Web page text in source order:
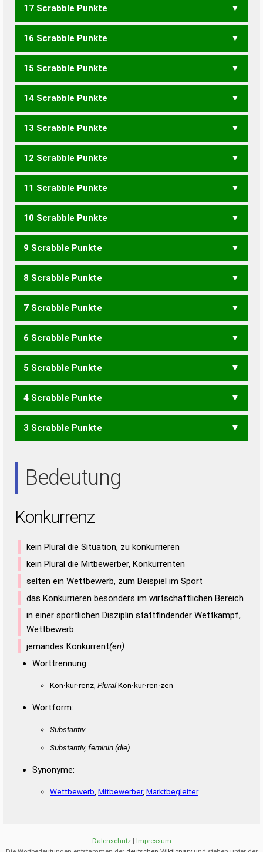
17 Scrabble Punkte
ZUKORKEN
16 Scrabble Punkte
ZUKORKE
15 Scrabble Punkte
ZUKORK
14 Scrabble Punkte
KNORKEN KNORKER KNORZERN
13 Scrabble Punkte
KNORKE KOKERN KORKEN
KONZERN
12 Scrabble Punkte
KOKEN KOKER KORKE
11 Scrabble Punkte
KOKE KORK KNORZ KRUKE KNORREN
10 Scrabble Punkte
KOK KRENZ KREUZ KURZE KNURREN
9 Scrabble Punkte
KUNZ KURZ ERKOR KONEN
KNURRE RUNKEN
8 Scrabble Punkte
KORE KORN KNURR KUREN
ZURREN
7 Scrabble Punkte
KOR NOK KENN KERN
ZONE ZORN UNZEN ZURRE NEURON
6 Scrabble Punkte
KEN UNK NERZ UNZE
5 Scrabble Punkte
ERZ UZE ZEN ZER ZUR
URNEN URNER
4 Scrabble Punkte
NON NOR UNO NEUN
3 Scrabble Punkte
Bedeutung
Konkurrenz
kein Plural die Situation, zu konkurrieren
kein Plural die Mitbewerber, Konkurrenten
selten ein Wettbewerb, zum Beispiel im Sport
das Konkurrieren besonders im wirtschaftlichen Bereich
in einer sportlichen Disziplin stattfindender Wettkampf,
Wettbewerb
jemandes Konkurrent(en)
Worttrennung:
Kon·kur·renz, PluralKon·kur·ren·zen
Wortform:
Substantiv
Substantiv, feminin(die)
Synonyme:
Wettbewerb Mitbewerber, Marktbegleiter
Datenschutz| Impressum